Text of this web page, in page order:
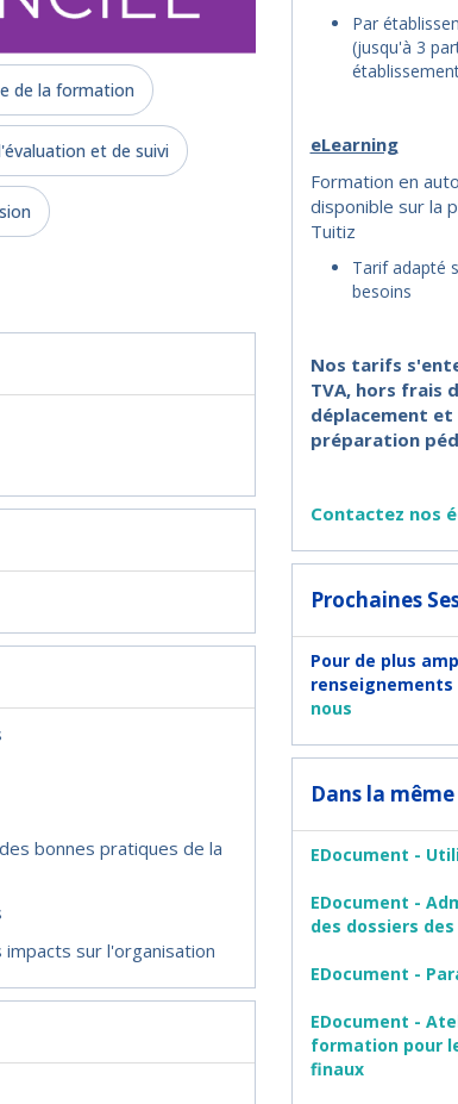
de la formation
et de suivi
bonnes pratiques de la
sur l'organisation
Par
(jusqu'à 3
eLearning
Formation en
disponible sur la
Tuitiz
Tarif adapté
besoins
Nos tarifs
TVA, hors frais
déplacement et
préparation
Contactez nos
Prochaines
Pour de plus
renseignements
nous
Dans la
EDocument -
EDocument -
des dossiers
EDocument -
EDocument -
formation pour
finaux